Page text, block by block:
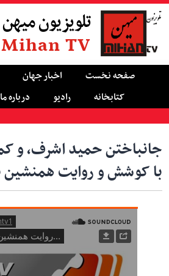
تلویزیون میهن
Mihan TV
صفحه نخست اخبار جهان
کتابخانه
رادیو درباره ما
جانباختن حمید اشرف، و
با کوشش و روایت همنشین